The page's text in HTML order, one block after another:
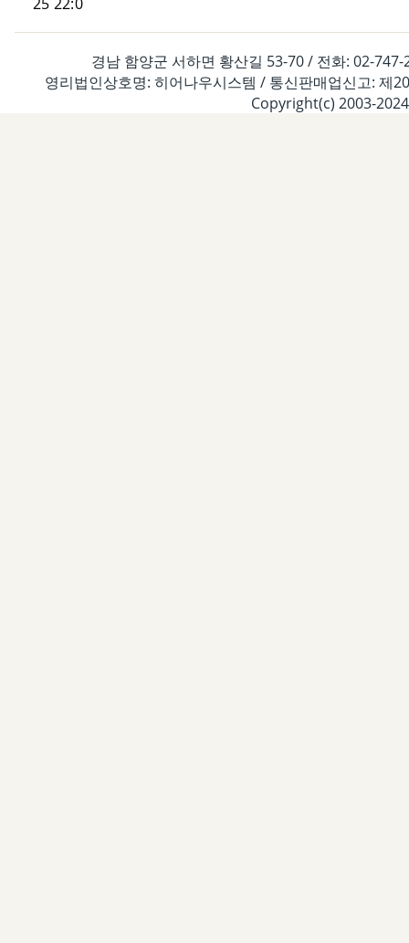
경남 함양군 서하면 황산길 53-70 / 전화: 02-
영리법인상호명: 히어나우시스템 / 통신판매업신고: 제
Copyright(c) 2003-